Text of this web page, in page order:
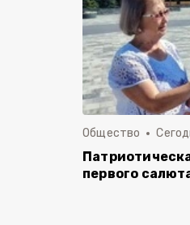
Общество
первого